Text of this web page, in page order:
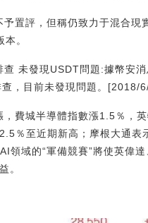
置評，但稱仍致力于混合現
。
查 未發現USDT問題:據幣安
，目前未發現問題。[2018/
費城半導體指數漲1.5％，英
％至近期新高；摩根大通表
領域的“軍備競賽”將使英偉達
。